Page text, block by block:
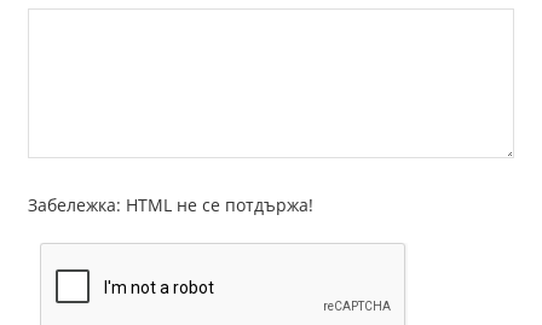
Забележка: HTML не се потдържа!